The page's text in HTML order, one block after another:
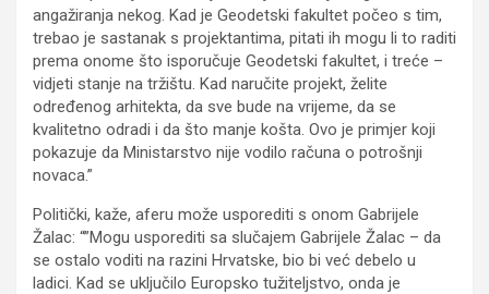
angažiranja nekog. Kad je Geodetski fakultet počeo s tim,
trebao je sastanak s projektantima, pitati ih mogu li to raditi
prema onome što isporučuje Geodetski fakultet, i treće –
vidjeti stanje na tržištu. Kad naručite projekt, želite
određenog arhitekta, da sve bude na vrijeme, da se
kvalitetno odradi i da što manje košta. Ovo je primjer koji
pokazuje da Ministarstvo nije vodilo računa o potrošnji
novaca.”
Politički, kaže, aferu može usporediti s onom Gabrijele
Žalac: “”Mogu usporediti sa slučajem Gabrijele Žalac – da
se ostalo voditi na razini Hrvatske, bio bi već debelo u
ladici. Kad se uključilo Europsko tužiteljstvo, onda je